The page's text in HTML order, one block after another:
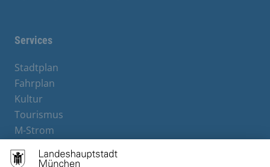
Services
Stadtplan
Fahrplan
Kultur
Tourismus
M-Strom
Hotels